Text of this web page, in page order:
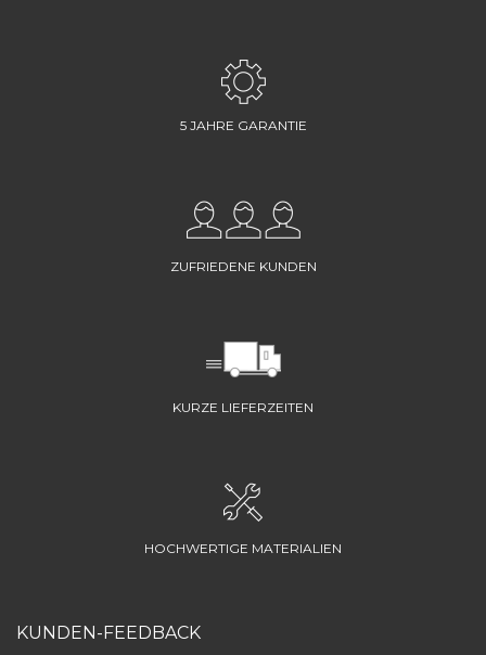
5 JAHRE GARANTIE
ZUFRIEDENE KUNDEN
KURZE LIEFERZEITEN
HOCHWERTIGE MATERIALIEN
KUNDEN-FEEDBACK